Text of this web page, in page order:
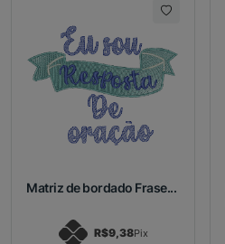
Matriz de bordado Frase...
R$9,38Pix